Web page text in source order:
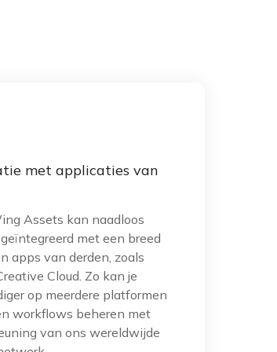
met applicaties van
Assets kan naadloos
met een breed
apps van derden, zoals
Cloud. Zo kan je
op meerdere platformen
workflows beheren met
van ons wereldwijde